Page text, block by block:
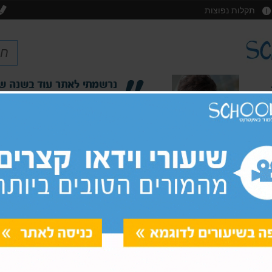
תקלות נפוצות
מה שטוב באתר הזה, זה שאני באמת יכולה להשלים את
בקצב שלי, ולחזור שוב ושוב על ההסבר עד שהוא נקלט
יולי, תלמידה בכיתה ט'
כיתות י'-י"ב
פסיכומטרי מימד
אמיר/ם